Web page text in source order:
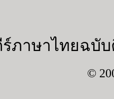
ภาษาไทยฉบับ
©